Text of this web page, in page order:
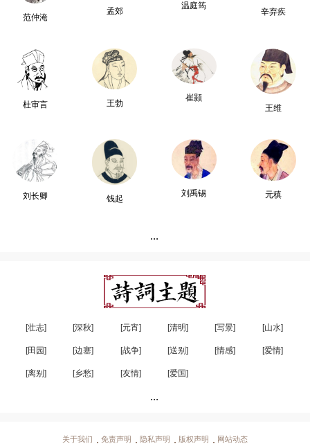
范仲淹
孟郊
温庭筠
辛弃疾
杜审言 王勃
崔颢
王维
刘长卿 钱起
刘禹锡 元稹
...
[壮志] [深秋] [元宵] [清明] [写景] [山水]
[田园] [边塞] [战争] [送别] [情感] [爱情]
[离别] [乡愁] [友情] [爱国]
...
关于我们 免责声明 隐私声明 版权声明 网站动态